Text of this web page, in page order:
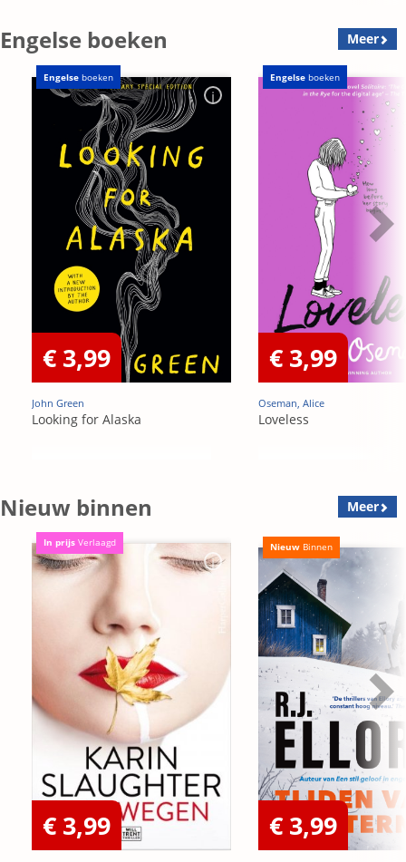
Engelse boeken Meer
Engelse boeken
€ 3,99
John Green
Looking for Alaska
Engelse boeken
€ 3,99
Oseman, Alice
Loveless
Nieuw binnen Meer
In prijs Verlaagd
€ 3,99
Nieuw Binnen
€ 3,99